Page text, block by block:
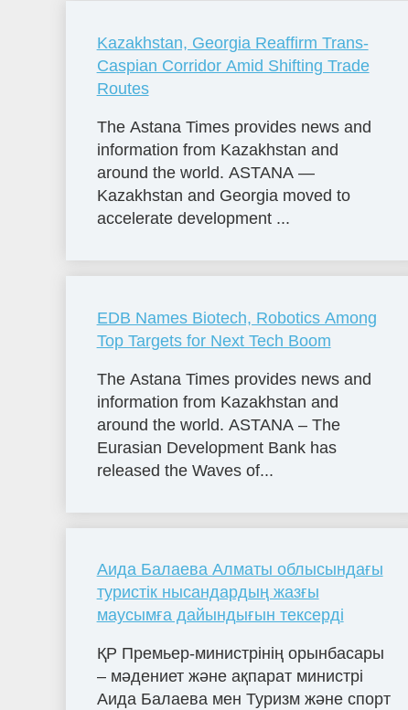
Kazakhstan, Georgia Reaffirm Trans-
Caspian Corridor Amid Shifting Trade
Routes
The Astana Times provides news and
information from Kazakhstan and
around the world. ASTANA —
Kazakhstan and Georgia moved to
accelerate development ...
EDB Names Biotech, Robotics Among
Top Targets for Next Tech Boom
The Astana Times provides news and
information from Kazakhstan and
around the world. ASTANA – The
Eurasian Development Bank has
released the Waves of...
Аида Балаева Алматы облысындағы
туристік нысандардың жазғы
маусымға дайындығын тексерді
ҚР Премьер-министрінің орынбасары
– мәдениет және ақпарат министрі
Аида Балаева мен Туризм және спорт